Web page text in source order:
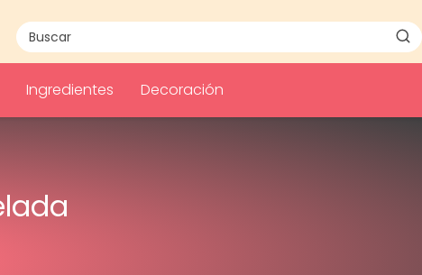
Ingredientes Decoración